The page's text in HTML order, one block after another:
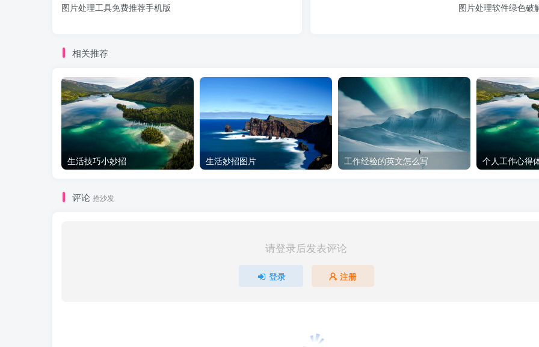
图片处理工具免费推荐手机版
图片处理软件绿色破
相关推荐
生活技巧小妙招 生活妙招图片 工作经验的英文怎么写 个人工作心得
评论 抢沙发
请登录后发表评论
登录 注册